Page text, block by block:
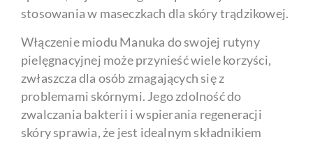
stosowania w maseczkach dla skóry trądzikowej.
Włączenie miodu Manuka do swojej rutyny
pielęgnacyjnej może przynieść wiele korzyści,
zwłaszcza dla osób zmagających się z
problemami skórnymi. Jego zdolność do
zwalczania bakterii i wspierania regeneracji
skóry sprawia, że jest idealnym składnikiem